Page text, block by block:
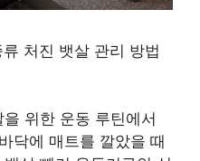
위한 운동 루틴에서
닥에 매트를 깔았을 때